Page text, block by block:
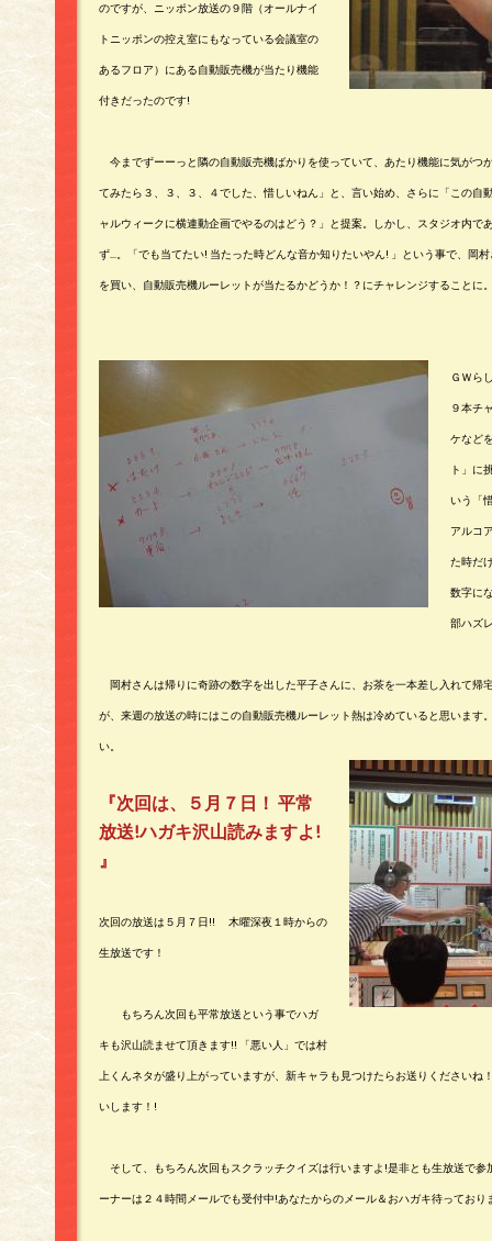
のですが、ニッポン放送の９階（オールナイ
トニッポンの控え室にもなっている会議室の
あるフロア）にある自動販売機が当たり機能
付きだったのです!
今までずーーっと隣の自動販売機ばかりを使っていて、あたり機能に気がつ
てみたら３、３、３、４でした、惜しいねん」と、言い始め、さらに「この自
ャルウィークに横連動企画でやるのはどう？」と提案。しかし、スタジオ内で
ず...。「でも当てたい! 当たった時どんな音か知りたいやん! 」という事で、岡
を買い、自動販売機ルーレットが当たるかどうか！？にチャレンジすることに
ＧＷら
９本チ
ケなど
ト」に
いう「
アルコ
た時だ
数字に
部ハズ
岡村さんは帰りに奇跡の数字を出した平子さんに、お茶を一本差し入れて帰
が、来週の放送の時にはこの自動販売機ルーレット熱は冷めていると思います
い。
『次回は、５月７日！ 平常
放送!ハガキ沢山読みますよ!
』
次回の放送は５月７日!! 木曜深夜１時からの
生放送です！
もちろん次回も平常放送という事でハガ
キも沢山読ませて頂きます!! 「悪い人」では村
上くんネタが盛り上がっていますが、新キャラも見つけたらお送りくださいね
いします！!
そして、もちろん次回もスクラッチクイズは行いますよ!是非とも生放送で
ーナーは２４時間メールでも受付中!あなたからのメール＆おハガキ待っており